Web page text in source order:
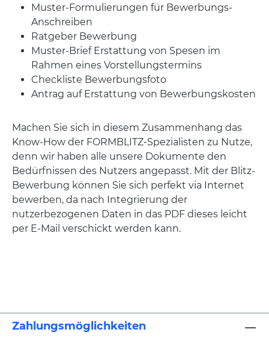
Muster-Formulierungen für Bewerbungs-
Anschreiben
Ratgeber Bewerbung
Muster-Brief Erstattung von Spesen im
Rahmen eines Vorstellungstermins
Checkliste Bewerbungsfoto
Antrag auf Erstattung von Bewerbungskosten
Machen Sie sich in diesem Zusammenhang das
Know-How der FORMBLITZ-Spezialisten zu Nutze,
denn wir haben alle unsere Dokumente den
Bedürfnissen des Nutzers angepasst. Mit der Blitz-
Bewerbung können Sie sich perfekt via Internet
bewerben, da nach Integrierung der
nutzerbezogenen Daten in das PDF dieses leicht
per E-Mail verschickt werden kann.
Zahlungsmöglichkeiten